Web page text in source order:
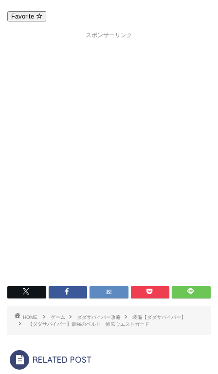
Favorite
スポンサーリンク
HOME ゲーム ダダサバイバー攻略
装備【ダダサバイバー】
【ダダサバイバー】最強のベルト 幅広ウエストガード
RELATED POST